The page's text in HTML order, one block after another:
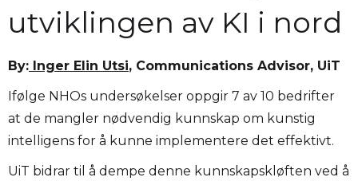
utviklingen av KI i nord
By: Inger Elin Utsi, Communications Advisor, UiT
Ifølge NHOs undersøkelser oppgir 7 av 10 bedrifter
at de mangler nødvendig kunnskap om kunstig
intelligens for å kunne implementere det effektivt.
UiT bidrar til å dempe denne kunnskapskløften ved å